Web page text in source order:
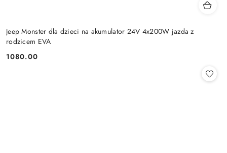
Jeep Monster dla dzieci na akumulator 24V 4x200W jazda z
rodzicem EVA
Cena:
1080.00